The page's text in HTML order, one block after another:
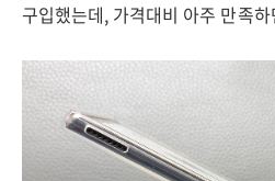
구입했는데, 가격대비 아주 만족